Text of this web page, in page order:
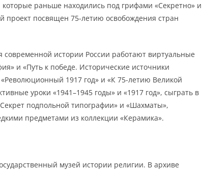
раньше находились под грифами «Секретно» и
посвящен 75-летию освобождения стран
современной истории России работают виртуальные
и «Путь к победе. Исторические источники
1917 год» и «К 75-летию Великой
уроки «1941–1945 годы» и «1917 год», сыграть в
подпольной типографии» и «Шахматы»,
предметами из коллекции «Керамика».
музей истории религии. В архиве